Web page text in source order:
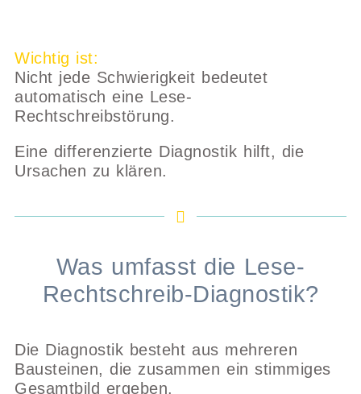
Wichtig ist:
Nicht jede Schwierigkeit bedeutet
automatisch eine Lese-
Rechtschreibstörung.
Eine differenzierte Diagnostik hilft, die
Ursachen zu klären.
Was umfasst die Lese-
Rechtschreib-Diagnostik?
Die Diagnostik besteht aus mehreren
Bausteinen, die zusammen ein stimmiges
Gesamtbild ergeben.